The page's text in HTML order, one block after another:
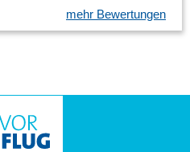
mehr Bewertungen